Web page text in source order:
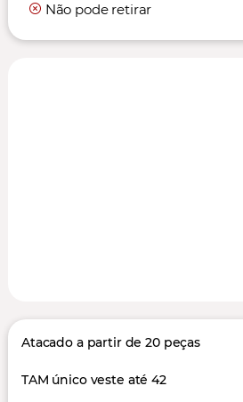
Não pode retirar
Atacado a partir de 20 peças
TAM único veste até 42